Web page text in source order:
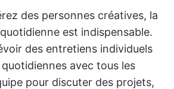
des personnes créatives, la
est indispensable.
des entretiens individuels
avec tous les
pour discuter des projets,